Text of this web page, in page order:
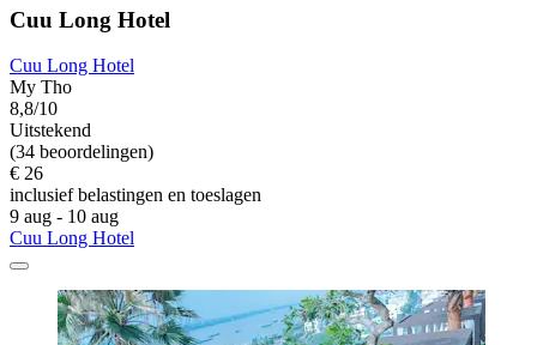
Cuu Long Hotel
Cuu Long Hotel
My Tho
8,8/10
Uitstekend
(34 beoordelingen)
€ 26
inclusief belastingen en toeslagen
9 aug - 10 aug
Cuu Long Hotel